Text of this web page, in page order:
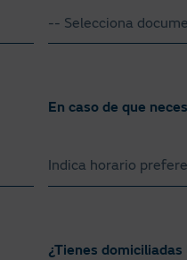
-- Selecciona
En caso de que
¿Tienes